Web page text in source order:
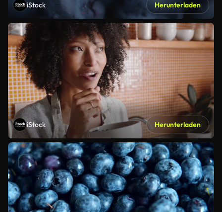
iStock Herunterladen
iStock Herunterladen